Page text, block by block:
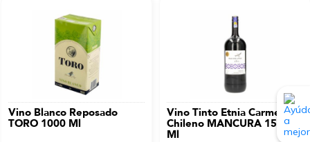
Vino Blanco Reposado
TORO 1000 Ml
Vino Tinto Etnia Carmenere
Chileno MANCURA 1500
Ml